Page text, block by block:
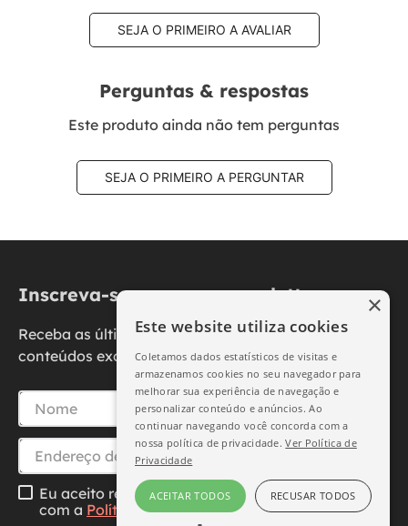
SEJA O PRIMEIRO A AVALIAR
Perguntas & respostas
Este produto ainda não tem perguntas
SEJA O PRIMEIRO A PERGUNTAR
Inscreva-se na nossa newsletter
Receba as últimas novidades, promoções e
conteúdos exclusivos diretamente no seu e-mail.
Eu aceito receber essa newsletter, li e concordo
com a Política de Privacidade
Este website utiliza cookies
Coletamos dados estatísticos de visitas e
armazenamos cookies no seu navegador para
melhorar sua experiência de navegação e
personalizar conteúdo e anúncios. Ao
continuar navegando você concorda com a
nossa política de privacidade.Ver Política de
Privacidade
ACEITAR TODOS RECUSAR TODOS
×